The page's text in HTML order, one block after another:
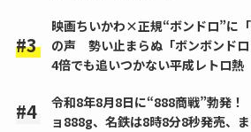
映画ちいかわ×正規“ボンドロ”に「
の声 勢い止まらぬ「ボンボンド
4倍でも追いつかない平成レトロ熱
令和8年8月8日に“888商戦”勃発
ョ888g、名鉄は8時8分8秒発売、